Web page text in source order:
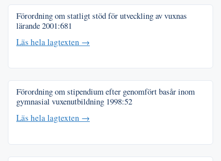
Förordning om statligt stöd för utveckling av vuxnas
lärande2001:681
Läs hela lagtexten →
Förordning om stipendium efter genomfört basår inom
gymnasial vuxenutbildning 1998:52
Läs hela lagtexten →